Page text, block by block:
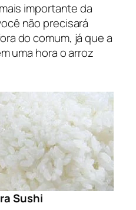
importante da
não precisará
do comum, já que a
uma hora o arroz
Sushi